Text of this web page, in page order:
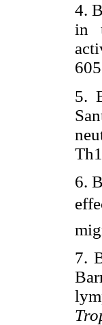
4.
in
5.
6.
7.